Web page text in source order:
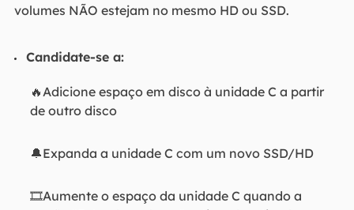
volumes NÃO estejam no mesmo HD ou SSD.
Candidate-se a:
🔥Adicione espaço em disco à unidade C a partir
de outro disco
🔔Expanda a unidade C com um novo SSD/HD
🎞️Aumente o espaço da unidade C quando a